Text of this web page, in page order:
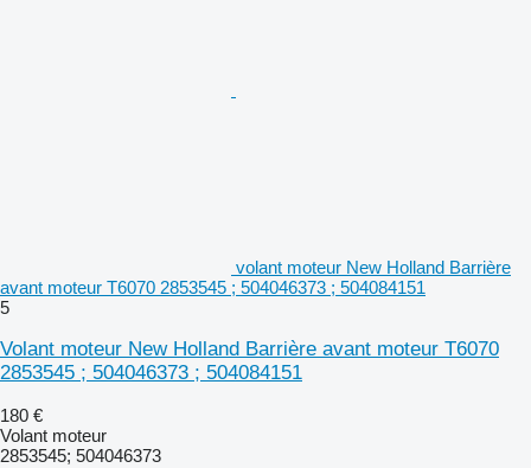
volant moteur New Holland Barrière
avant moteur T6070 2853545 ; 504046373 ; 504084151
5
Volant moteur New Holland Barrière avant moteur T6070
2853545 ; 504046373 ; 504084151
180 €
Volant moteur
2853545; 504046373